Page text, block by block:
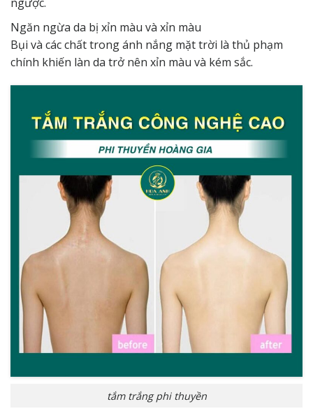
Ngăn ngừa da bị xỉn màu và xỉn màu
Bụi và các chất trong ánh nắng mặt trời là thủ phạm
chính khiến làn da trở nên xỉn màu và kém sắc.
tắm trắng phi thuyền